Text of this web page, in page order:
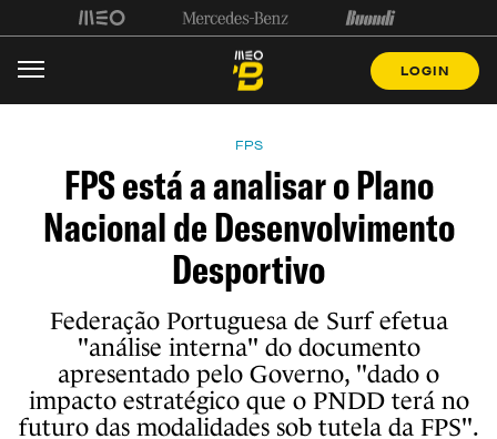
LOGIN
FPS
FPS está a analisar o Plano
Nacional de Desenvolvimento
Desportivo
Federação Portuguesa de Surf efetua
"análise interna" do documento
apresentado pelo Governo, "dado o
impacto estratégico que o PNDD terá no
futuro das modalidades sob tutela da FPS".